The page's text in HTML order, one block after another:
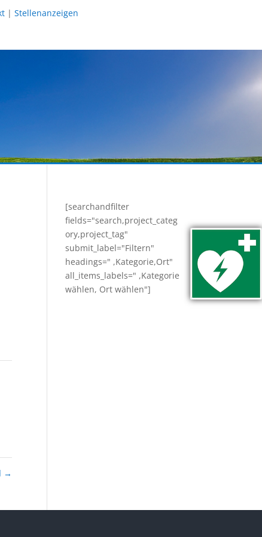
|Stellenanzeigen
→
[searchandfilter
fields="search,project_categ
ory,project_tag"
submit_label="Filtern"
headings=" ,Kategorie,Ort"
all_items_labels=" ,Kategorie
wählen, Ort wählen"]